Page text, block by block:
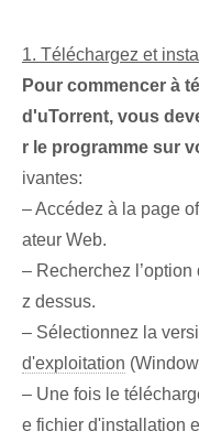
1. Téléchargez et
Pour commencer à
d'uTorrent, vous
r le programme sur
ivantes:
– Accédez⁢ à la page
ateur⁤ Web.
– Recherchez
z dessus.
– ⁣Sélectionnez‌ la
d'exploitation
– Une fois le
e fichier d'installation